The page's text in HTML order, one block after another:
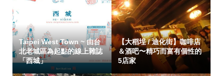
Taipei West Town ~ 由台
北老城區為起點的線上雜誌
「西城」
【大稻埕 / 迪化街】咖啡店
＆酒吧〜精巧而富有個性的
5店家